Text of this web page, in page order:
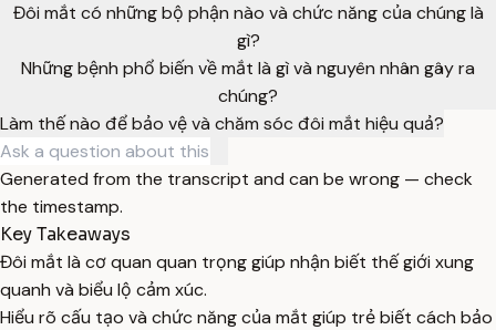
Đôi mắt có những bộ phận nào và chức năng của chúng là
gì?
Những bệnh phổ biến về mắt là gì và nguyên nhân gây ra
chúng?
Làm thế nào để bảo vệ và chăm sóc đôi mắt hiệu quả?
Generated from the transcript and can be wrong — check
the timestamp.
Key Takeaways
Đôi mắt là cơ quan quan trọng giúp nhận biết thế giới xung
quanh và biểu lộ cảm xúc.
Hiểu rõ cấu tạo và chức năng của mắt giúp trẻ biết cách bảo